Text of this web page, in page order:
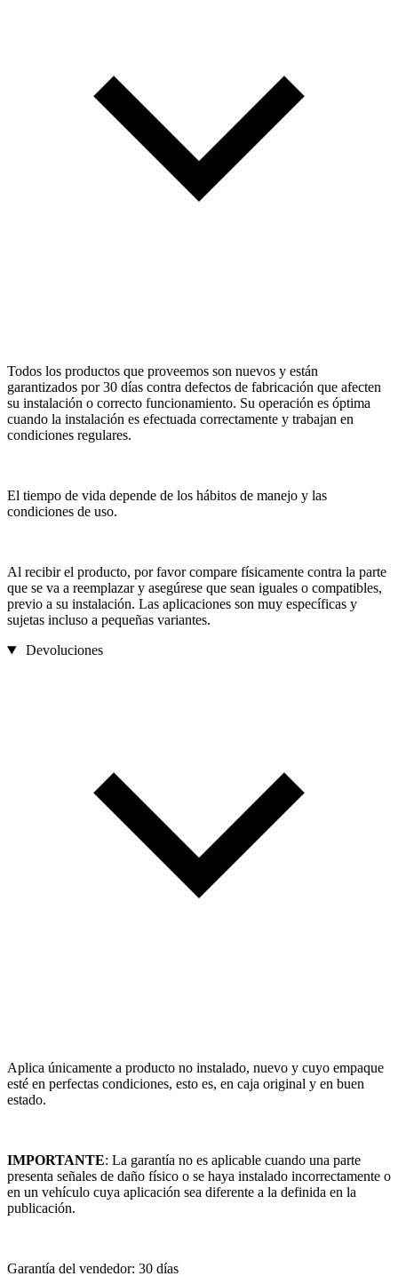
Todos los productos que proveemos son nuevos y están
garantizados por 30 días contra defectos de fabricación que afecten
su instalación o correcto funcionamiento. Su operación es óptima
cuando la instalación es efectuada correctamente y trabajan en
condiciones regulares.
El tiempo de vida depende de los hábitos de manejo y las
condiciones de uso.
Al recibir el producto, por favor compare físicamente contra la parte
que se va a reemplazar y asegúrese que sean iguales o compatibles,
previo a su instalación. Las aplicaciones son muy específicas y
sujetas incluso a pequeñas variantes.
Devoluciones
Aplica únicamente a producto no instalado, nuevo y cuyo empaque
esté en perfectas condiciones, esto es, en caja original y en buen
estado.
IMPORTANTE: La garantía no es aplicable cuando una parte
presenta señales de daño físico o se haya instalado incorrectamente o
en un vehículo cuya aplicación sea diferente a la definida en la
publicación.
Garantía del vendedor: 30 días